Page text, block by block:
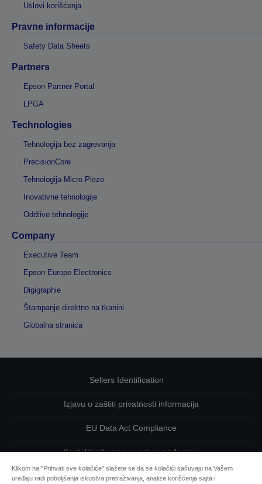
Uslovi korišćenja
Pravne informacije
Safety Data Sheets
Partners
Epson Partner Portal
LPGA
Technologies
Tehnologija bez zagrevanja
PrecisionCore
Tehnologija Micro Piezo
Inovativne tehnologije
Održive tehnologije
Company
Executive Team
Epson Europe Electronics
Digigraphie
Štampanje direktno na tkanini
Globalna stranica
Sellers Identification
Izjavu o zaštiti privatnosti informacija
EU Data Act Compliance
Kontaktirajte nas u vezi sa podacima
Informacije o kolačićima
Klikom na "Prihvati sve kolačiće" slažete se da se kolačići sačuvaju na Vašem
uređaju radi poboljšanja iskustva pretraživanja, analize korišćenja sajta i